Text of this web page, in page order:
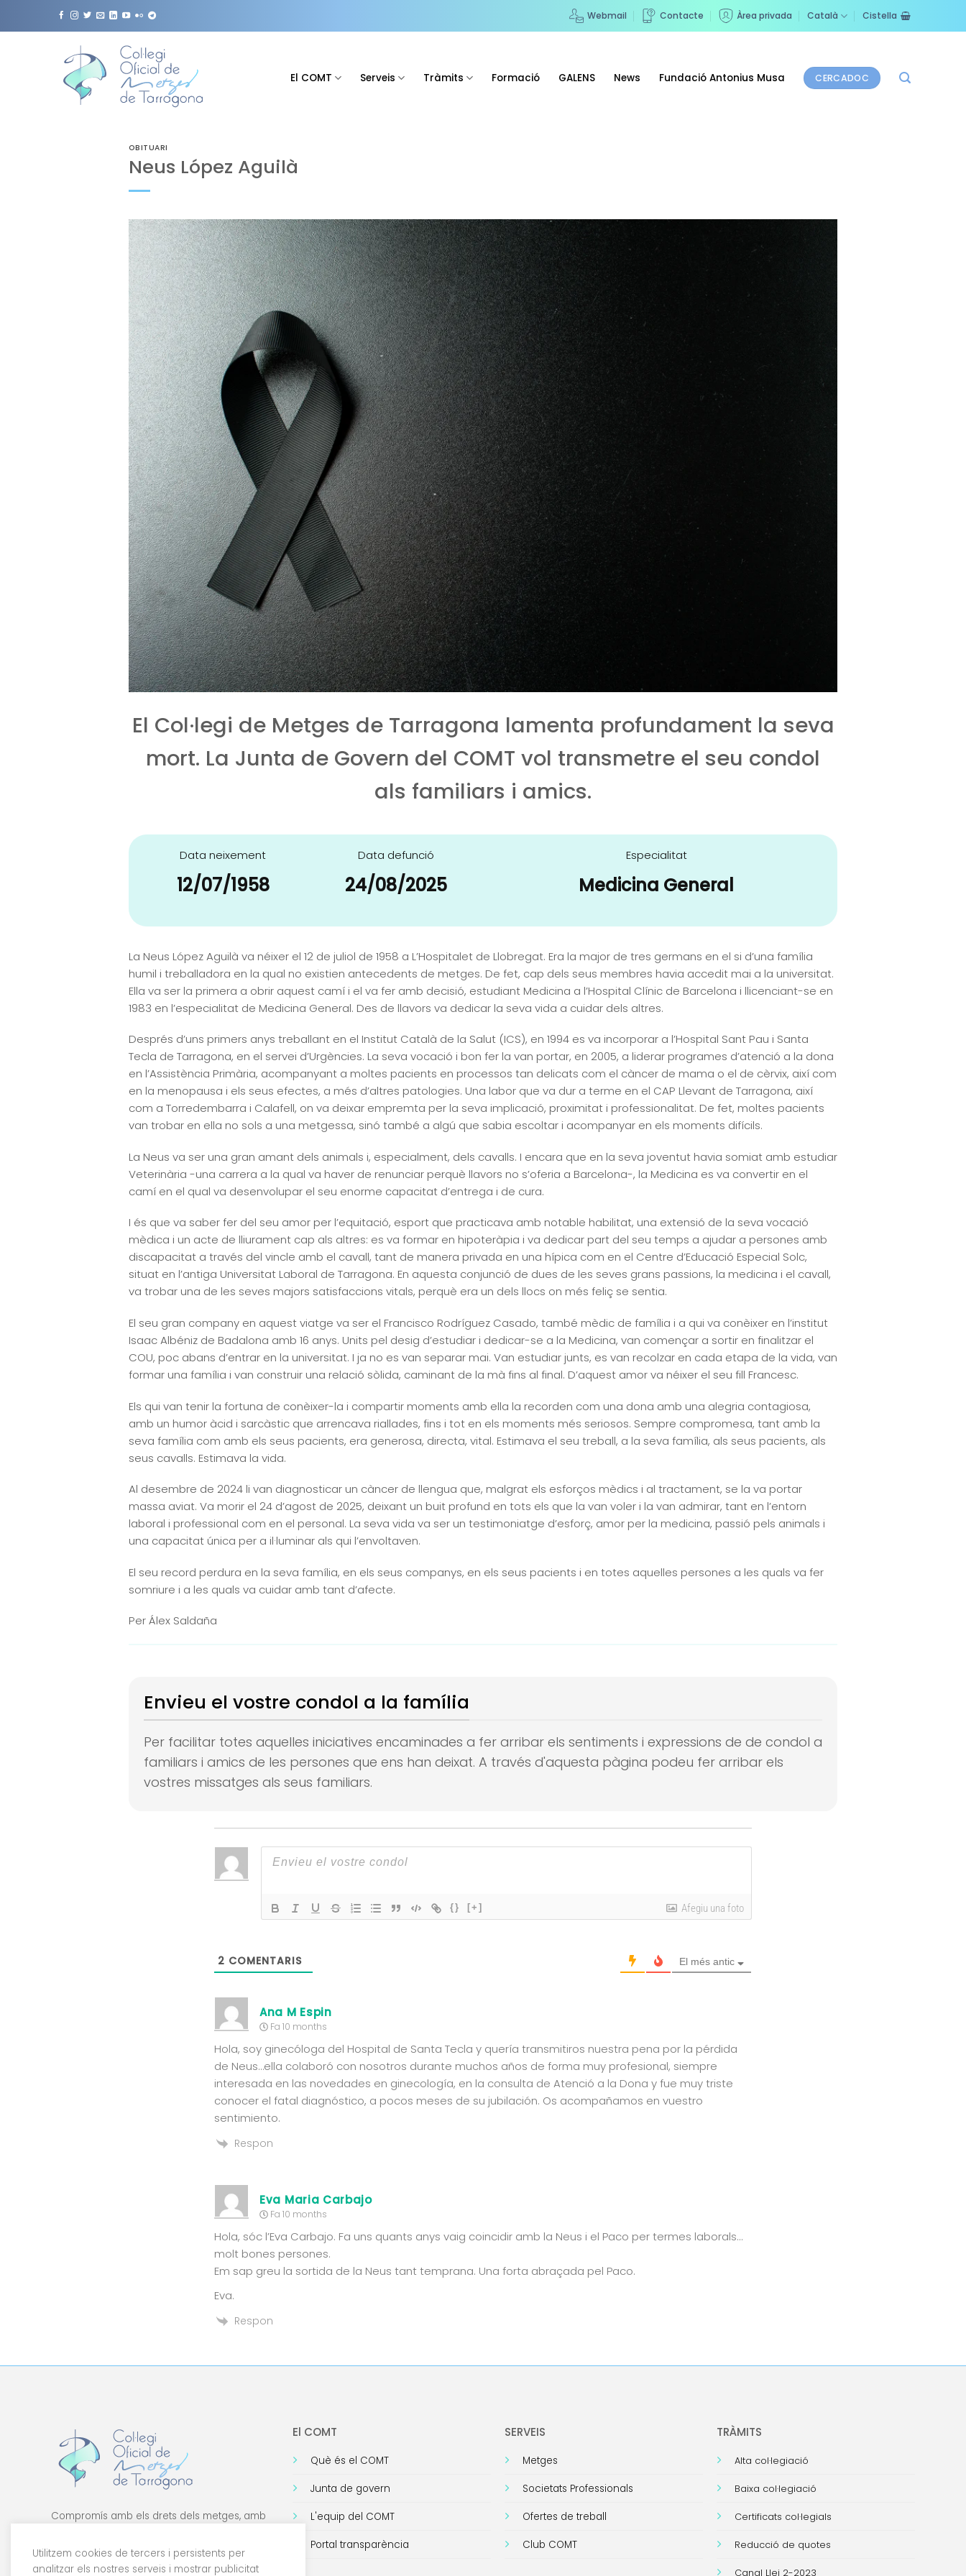
Webmail Contacte Àrea privada Català Cistella
El COMT Serveis Tràmits Formació GALENS News Fundació Antonius Musa CERCADOC
OBITUARI
Neus López Aguilà
El Col·legi de Metges de Tarragona lamenta profundament la seva
mort. La Junta de Govern del COMT vol transmetre el seu condol
als familiars i amics.
Data neixement
12/07/1958
Data defunció
24/08/2025
Especialitat
Medicina General
La Neus López Aguilà va néixer el 12 de juliol de 1958 a L’Hospitalet de Llobregat. Era la major de tres germans en el si d’una família
humil i treballadora en la qual no existien antecedents de metges. De fet, cap dels seus membres havia accedit mai a la universitat.
Ella va ser la primera a obrir aquest camí i el va fer amb decisió, estudiant Medicina a l’Hospital Clínic de Barcelona i llicenciant-se en
1983 en l’especialitat de Medicina General. Des de llavors va dedicar la seva vida a cuidar dels altres.
Després d’uns primers anys treballant en el Institut Català de la Salut (ICS), en 1994 es va incorporar a l’Hospital Sant Pau i Santa
Tecla de Tarragona, en el servei d’Urgències. La seva vocació i bon fer la van portar, en 2005, a liderar programes d’atenció a la dona
en l’Assistència Primària, acompanyant a moltes pacients en processos tan delicats com el càncer de mama o el de cèrvix, així com
en la menopausa i els seus efectes, a més d’altres patologies. Una labor que va dur a terme en el CAP Llevant de Tarragona, així
com a Torredembarra i Calafell, on va deixar empremta per la seva implicació, proximitat i professionalitat. De fet, moltes pacients
van trobar en ella no sols a una metgessa, sinó també a algú que sabia escoltar i acompanyar en els moments difícils.
La Neus va ser una gran amant dels animals i, especialment, dels cavalls. I encara que en la seva joventut havia somiat amb estudiar
Veterinària -una carrera a la qual va haver de renunciar perquè llavors no s’oferia a Barcelona-, la Medicina es va convertir en el
camí en el qual va desenvolupar el seu enorme capacitat d’entrega i de cura.
I és que va saber fer del seu amor per l’equitació, esport que practicava amb notable habilitat, una extensió de la seva vocació
mèdica i un acte de lliurament cap als altres: es va formar en hipoteràpia i va dedicar part del seu temps a ajudar a persones amb
discapacitat a través del vincle amb el cavall, tant de manera privada en una hípica com en el Centre d’Educació Especial Solc,
situat en l’antiga Universitat Laboral de Tarragona. En aquesta conjunció de dues de les seves grans passions, la medicina i el cavall,
va trobar una de les seves majors satisfaccions vitals, perquè era un dels llocs on més feliç se sentia.
El seu gran company en aquest viatge va ser el Francisco Rodríguez Casado, també mèdic de família i a qui va conèixer en l’institut
Isaac Albéniz de Badalona amb 16 anys. Units pel desig d’estudiar i dedicar-se a la Medicina, van començar a sortir en finalitzar el
COU, poc abans d’entrar en la universitat. I ja no es van separar mai. Van estudiar junts, es van recolzar en cada etapa de la vida, van
formar una família i van construir una relació sòlida, caminant de la mà fins al final. D’aquest amor va néixer el seu fill Francesc.
Els qui van tenir la fortuna de conèixer-la i compartir moments amb ella la recorden com una dona amb una alegria contagiosa,
amb un humor àcid i sarcàstic que arrencava riallades, fins i tot en els moments més seriosos. Sempre compromesa, tant amb la
seva família com amb els seus pacients, era generosa, directa, vital. Estimava el seu treball, a la seva família, als seus pacients, als
seus cavalls. Estimava la vida.
Al desembre de 2024 li van diagnosticar un càncer de llengua que, malgrat els esforços mèdics i al tractament, se la va portar
massa aviat. Va morir el 24 d’agost de 2025, deixant un buit profund en tots els que la van voler i la van admirar, tant en l’entorn
laboral i professional com en el personal. La seva vida va ser un testimoniatge d’esforç, amor per la medicina, passió pels animals i
una capacitat única per a il·luminar als qui l’envoltaven.
El seu record perdura en la seva família, en els seus companys, en els seus pacients i en totes aquelles persones a les quals va fer
somriure i a les quals va cuidar amb tant d’afecte.
Per Álex Saldaña
Envieu el vostre condol a la família
Per facilitar totes aquelles iniciatives encaminades a fer arribar els sentiments i expressions de de condol a
familiars i amics de les persones que ens han deixat. A través d'aquesta pàgina podeu fer arribar els
vostres missatges als seus familiars.
{} [+] Afegiu una foto
2 COMENTARIS El més antic
Ana M Espin
Fa 10 months
Hola, soy ginecóloga del Hospital de Santa Tecla y quería transmitiros nuestra pena por la pérdida
de Neus…ella colaboró con nosotros durante muchos años de forma muy profesional, siempre
interesada en las novedades en ginecología, en la consulta de Atenció a la Dona y fue muy triste
conocer el fatal diagnóstico, a pocos meses de su jubilación. Os acompañamos en vuestro
sentimiento.
Respon
Eva Maria Carbajo
Fa 10 months
Hola, sóc l’Eva Carbajo. Fa uns quants anys vaig coincidir amb la Neus i el Paco per termes laborals…
molt bones persones.
Em sap greu la sortida de la Neus tant temprana. Una forta abraçada pel Paco.
Eva.
Respon
Compromís amb els drets dels metges, amb
El COMT
Què és el COMT
Junta de govern
L'equip del COMT
Portal transparència
SERVEIS
Metges
Societats Professionals
Ofertes de treball
Club COMT
TRÀMITS
Alta col·legiació
Baixa col·legiació
Certificats col·legials
Reducció de quotes
Canal Llei 2-2023
Utilitzem cookies de tercers i persistents per
analitzar els nostres serveis i mostrar publicitat